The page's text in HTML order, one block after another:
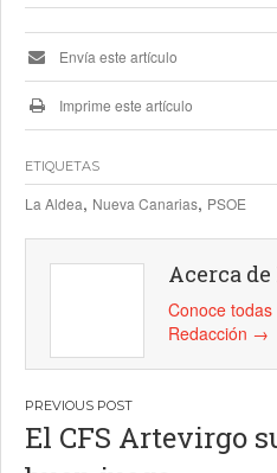
Envía este artículo
Imprime este artículo
ETIQUETAS
La Aldea, Nueva Canarias, PSOE
Acerca
Conoce
Redacción →
Navegación
de
El CFS Artevirgo